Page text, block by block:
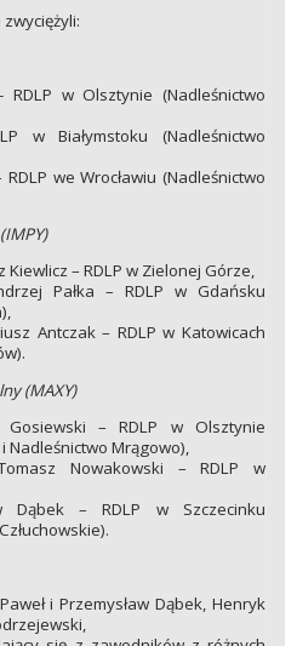
RDLP w Olsztynie (Nadleśnictwo
w Białymstoku (Nadleśnictwo
we Wrocławiu (Nadleśnictwo
Kiewlicz – RDLP w Zielonej Górze,
Pałka – RDLP w Gdańsku
Antczak – RDLP w Katowicach
(MAXY)
– RDLP w Olsztynie
Nadleśnictwo Mrągowo),
Nowakowski – RDLP w
Dąbek – RDLP w Szczecinku
i Przemysław Dąbek, Henryk